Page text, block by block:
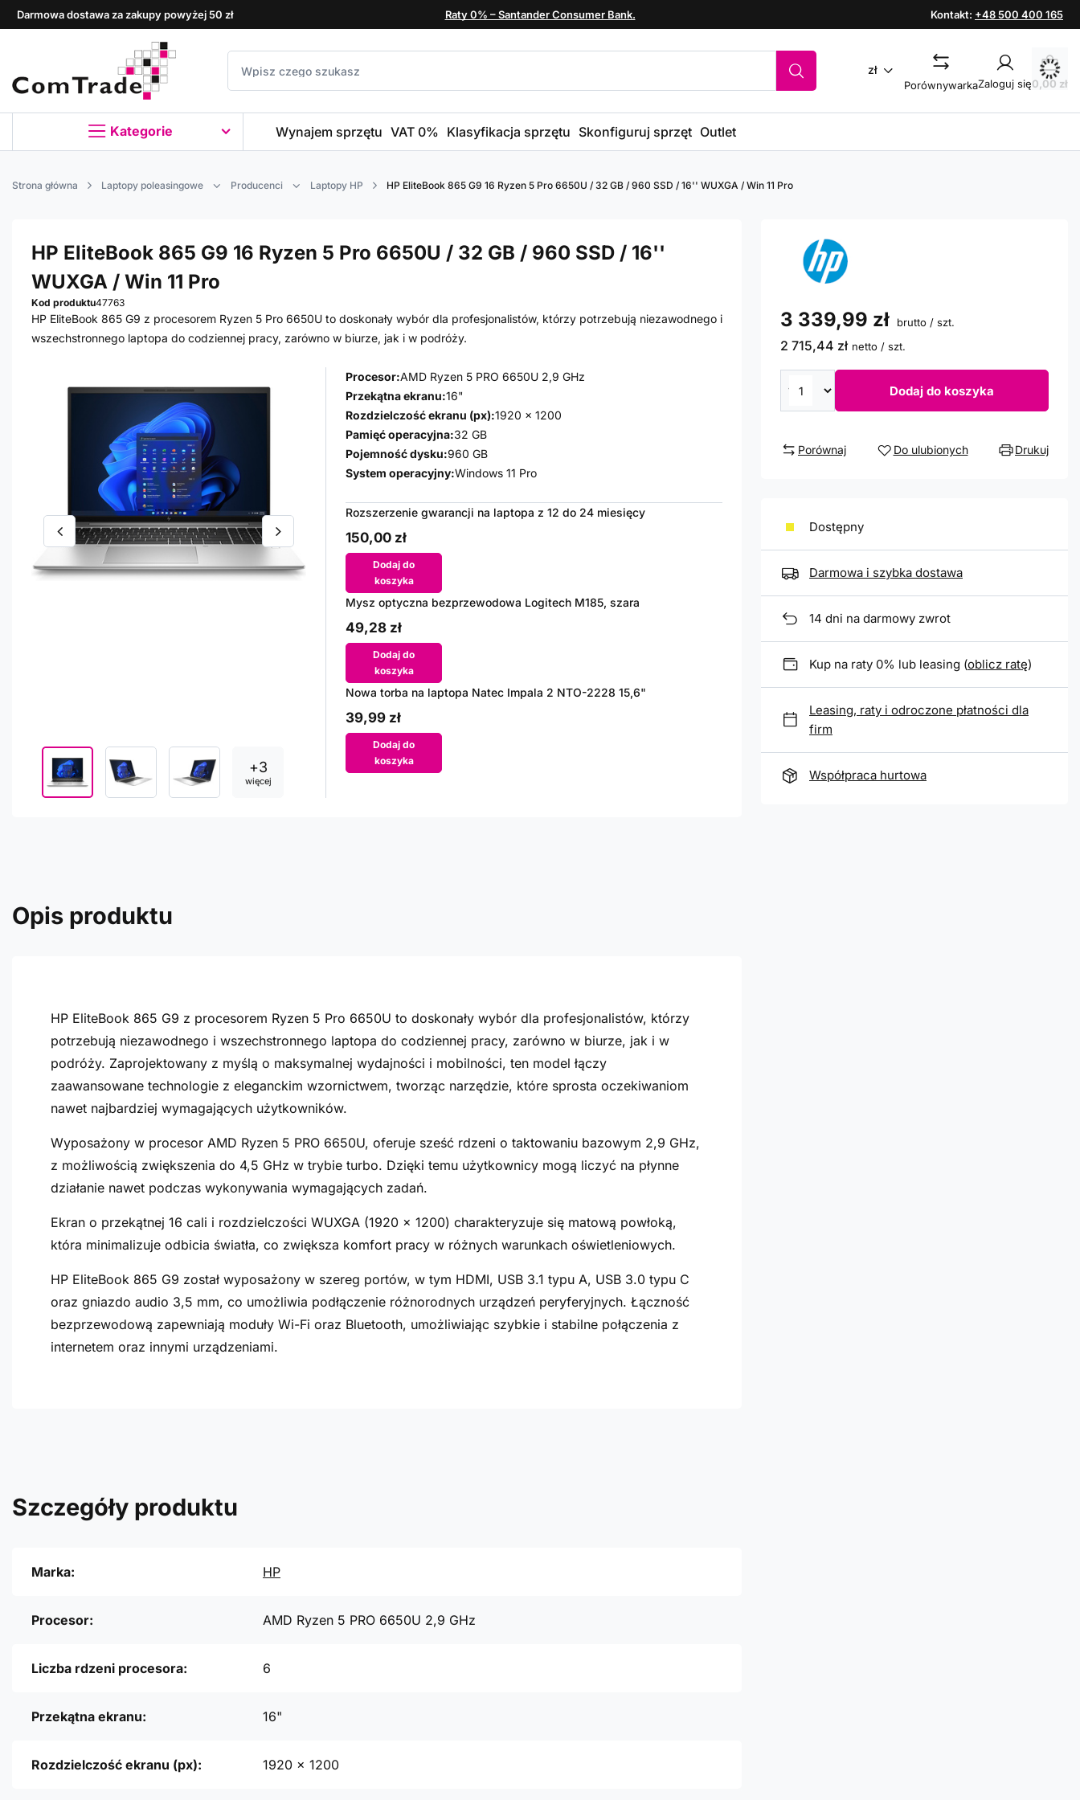
Darmowa dostawa za zakupy powyżej 50 zł Raty 0% – Santander Consumer Bank. Kontakt: +48 500 400 165
zł
PorównywarkaZaloguj się0,00 zł
Kategorie Wynajem sprzętu VAT 0% Klasyfikacja sprzętu Skonfiguruj sprzęt Outlet
Strona główna Laptopy poleasingowe Producenci Laptopy HP HP EliteBook 865 G9 16 Ryzen 5 Pro 6650U / 32 GB / 960 SSD / 16'' WUXGA / Win 11 Pro
HP EliteBook 865 G9 16 Ryzen 5 Pro 6650U / 32 GB / 960 SSD / 16''
WUXGA / Win 11 Pro
Kod produktu47763
HP EliteBook 865 G9 z procesorem Ryzen 5 Pro 6650U to doskonały wybór dla profesjonalistów, którzy potrzebują niezawodnego i
wszechstronnego laptopa do codziennej pracy, zarówno w biurze, jak i w podróży.
+3
więcej
Procesor:AMD Ryzen 5 PRO 6650U 2,9 GHz
Przekątna ekranu:16"
Rozdzielczość ekranu (px):1920 x 1200
Pamięć operacyjna:32 GB
Pojemność dysku:960 GB
System operacyjny:Windows 11 Pro
Rozszerzenie gwarancji na laptopa z 12 do 24 miesięcy
150,00 zł
Dodaj do
koszyka
Mysz optyczna bezprzewodowa Logitech M185, szara
49,28 zł
Dodaj do
koszyka
Nowa torba na laptopa Natec Impala 2 NTO-2228 15,6"
39,99 zł
Dodaj do
koszyka
3 339,99 zł brutto / szt.
2 715,44 zł netto / szt.
Dodaj do koszyka
Porównaj Do ulubionych Drukuj
Dostępny
Darmowa i szybka dostawa
14 dni na darmowy zwrot
Kup na raty 0% lub leasing (oblicz ratę)
Leasing, raty i odroczone płatności dla
firm
Współpraca hurtowa
Opis produktu
HP EliteBook 865 G9 z procesorem Ryzen 5 Pro 6650U to doskonały wybór dla profesjonalistów, którzy
potrzebują niezawodnego i wszechstronnego laptopa do codziennej pracy, zarówno w biurze, jak i w
podróży. Zaprojektowany z myślą o maksymalnej wydajności i mobilności, ten model łączy
zaawansowane technologie z eleganckim wzornictwem, tworząc narzędzie, które sprosta oczekiwaniom
nawet najbardziej wymagających użytkowników.
Wyposażony w procesor AMD Ryzen 5 PRO 6650U, oferuje sześć rdzeni o taktowaniu bazowym 2,9 GHz,
z możliwością zwiększenia do 4,5 GHz w trybie turbo. Dzięki temu użytkownicy mogą liczyć na płynne
działanie nawet podczas wykonywania wymagających zadań.
Ekran o przekątnej 16 cali i rozdzielczości WUXGA (1920 x 1200) charakteryzuje się matową powłoką,
która minimalizuje odbicia światła, co zwiększa komfort pracy w różnych warunkach oświetleniowych.
HP EliteBook 865 G9 został wyposażony w szereg portów, w tym HDMI, USB 3.1 typu A, USB 3.0 typu C
oraz gniazdo audio 3,5 mm, co umożliwia podłączenie różnorodnych urządzeń peryferyjnych. Łączność
bezprzewodową zapewniają moduły Wi-Fi oraz Bluetooth, umożliwiając szybkie i stabilne połączenia z
internetem oraz innymi urządzeniami.
Szczegóły produktu
Marka: HP
Procesor: AMD Ryzen 5 PRO 6650U 2,9 GHz
Liczba rdzeni procesora: 6
Przekątna ekranu: 16"
Rozdzielczość ekranu (px): 1920 x 1200